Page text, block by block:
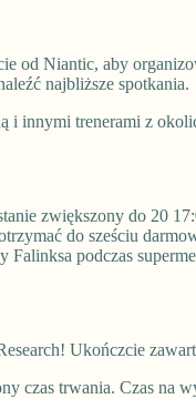
od Niantic, aby
najbliższe spotkania.
i innymi trenerami z
zwiększony do 20
do sześciu
Falinksa podczas
Ukończcie
czas trwania. Czas na